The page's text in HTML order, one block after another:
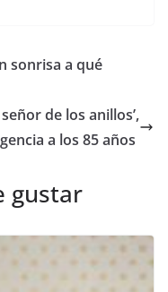
sonrisa a qué
de los anillos’,
a los 85 años
gustar